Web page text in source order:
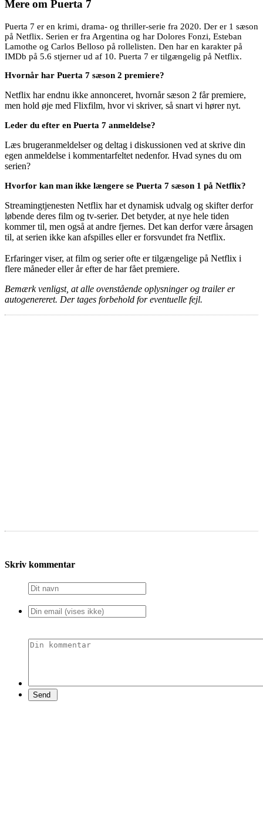
Mere om Puerta 7
Puerta 7 er en krimi, drama- og thriller-serie fra 2020. Der er 1 sæson
på Netflix. Serien er fra Argentina og har Dolores Fonzi, Esteban
Lamothe og Carlos Belloso på rollelisten. Den har en karakter på
IMDb på 5.6 stjerner ud af 10. Puerta 7 er tilgængelig på Netflix.
Hvornår har Puerta 7 sæson 2 premiere?
Netflix har endnu ikke annonceret, hvornår sæson 2 får premiere,
men hold øje med Flixfilm, hvor vi skriver, så snart vi hører nyt.
Leder du efter en Puerta 7 anmeldelse?
Læs brugeranmeldelser og deltag i diskussionen ved at skrive din
egen anmeldelse i kommentarfeltet nedenfor. Hvad synes du om
serien?
Hvorfor kan man ikke længere se Puerta 7 sæson 1 på Netflix?
Streamingtjenesten Netflix har et dynamisk udvalg og skifter derfor
løbende deres film og tv-serier. Det betyder, at nye hele tiden
kommer til, men også at andre fjernes. Det kan derfor være årsagen
til, at serien ikke kan afspilles eller er forsvundet fra Netflix.
Erfaringer viser, at film og serier ofte er tilgængelige på Netflix i
flere måneder eller år efter de har fået premiere.
Bemærk venligst, at alle ovenstående oplysninger og trailer er
autogenereret. Der tages forbehold for eventuelle fejl.
Skriv kommentar